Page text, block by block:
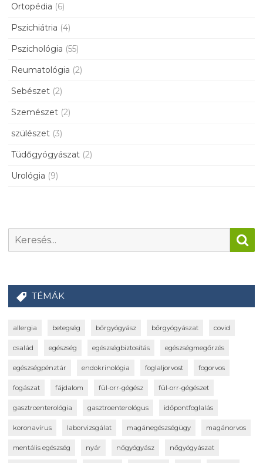
Ortopédia (6)
Pszichiátria (4)
Pszichológia (55)
Reumatológia (2)
Sebészet (2)
Szemészet (2)
szülészet (3)
Tüdőgyógyászat (2)
Urológia (9)
TÉMÁK
allergia betegség bőrgyógyász bőrgyógyászat covid
család egészség egészségbiztosítás egészségmegőrzés
egészségpénztár endokrinológia foglaljorvost fogorvos
fogászat fájdalom fül-orr-gégész fül-orr-gégészet
gasztroenterológia gasztroenterológus időpontfoglalás
koronavírus laborvizsgálat magánegészségügy magánorvos
mentális egészség nyár nőgyógyász nőgyógyászat